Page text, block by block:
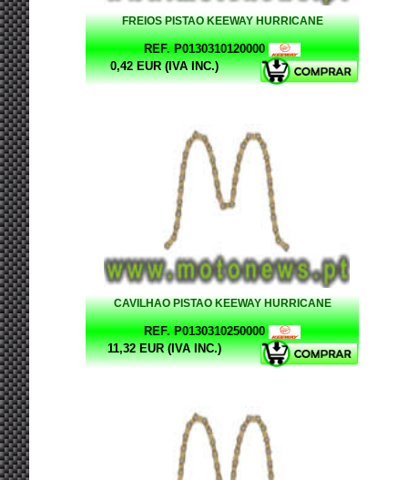
FREIOS PISTAO KEEWAY HURRICANE
REF. P0130310120000
0,42 EUR (IVA INC.)
CAVILHAO PISTAO KEEWAY HURRICANE
REF. P0130310250000
11,32 EUR (IVA INC.)